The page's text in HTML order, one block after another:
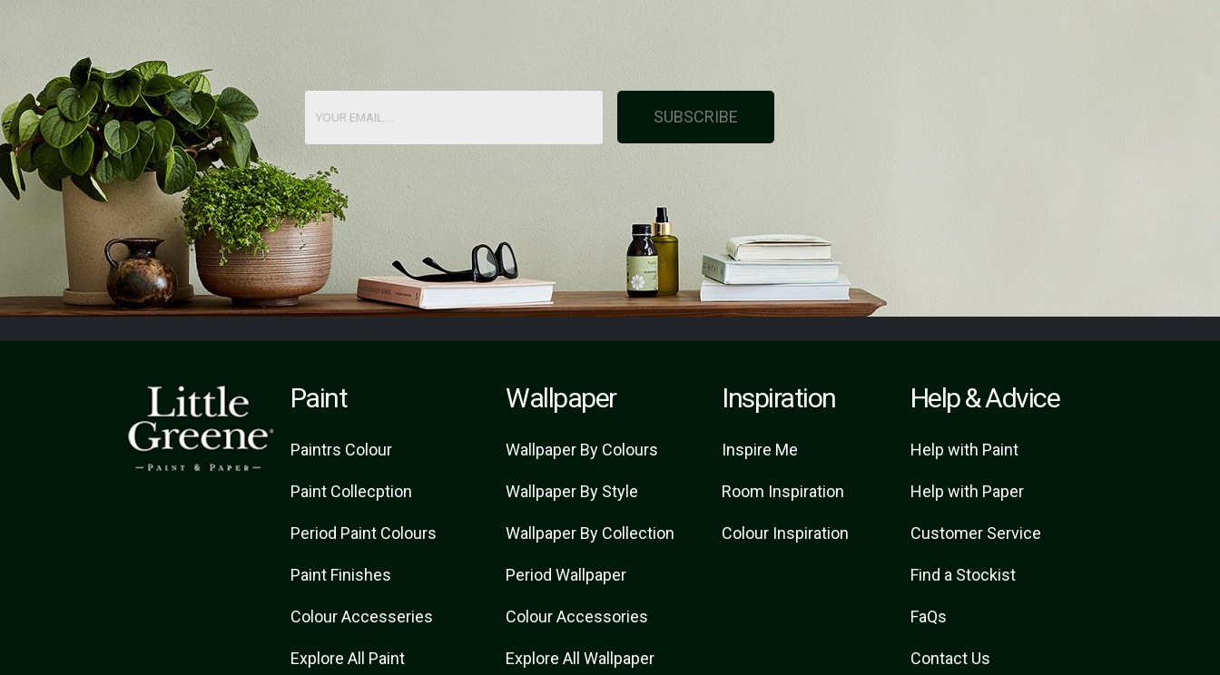
SUBSCRIBE
Paint
Paintrs Colour
Paint Collecption
Period Paint Colours
Paint Finishes
Colour Accesseries
Explore All Paint
Wallpaper
Wallpaper By Colours
Wallpaper By Style
Wallpaper By Collection
Period Wallpaper
Colour Accessories
Explore All Wallpaper
Inspiration
Inspire Me
Room Inspiration
Colour Inspiration
Help & Advice
Help with Paint
Help with Paper
Customer Service
Find a Stockist
FaQs
Contact Us